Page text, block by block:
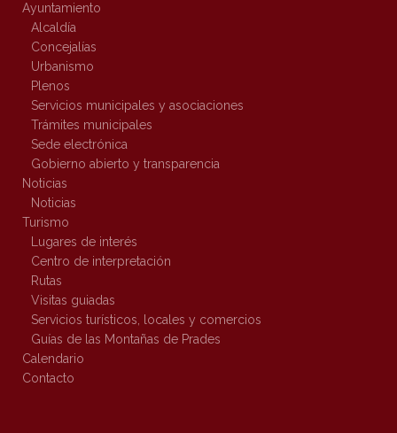
Ayuntamiento
Alcaldía
Concejalías
Urbanismo
Plenos
Servicios municipales y asociaciones
Trámites municipales
Sede electrónica
Gobierno abierto y transparencia
Noticias
Noticias
Turismo
Lugares de interés
Centro de interpretación
Rutas
Visitas guiadas
Servicios turísticos, locales y comercios
Guías de las Montañas de Prades
Calendario
Contacto